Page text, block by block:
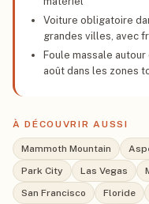
Voiture obligatoire
grandes villes, avec
Foule massale
août dans les zones
À DÉCOUVRIR AUSSI
Mammoth Mountain
Park City
Las Vegas
San Francisco
Floride